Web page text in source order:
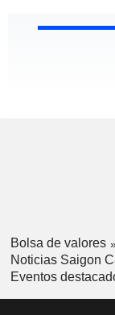
Bolsa de valores
Noticias Saigon
Eventos